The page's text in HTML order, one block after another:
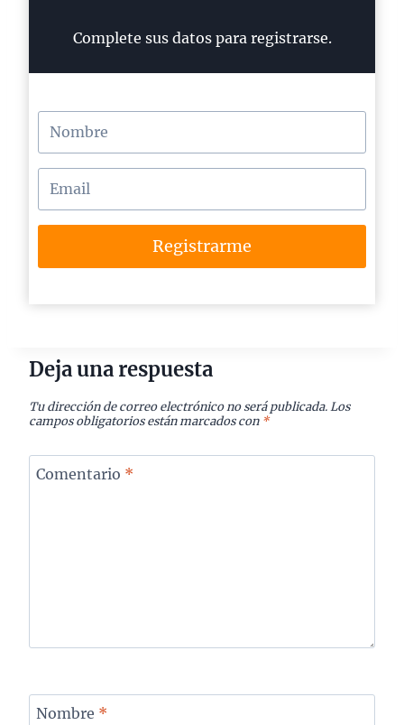
Complete sus datos para registrarse.
Registrarme
Deja una respuesta
Tu dirección de correo electrónico no será publicada. Los
campos obligatorios están marcados con *
Comentario *
Nombre *